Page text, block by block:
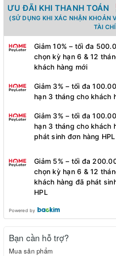
ƯU ĐÃI KHI THANH TOÁN
(SỬ DỤNG KHI XÁC NHẬN KHOẢN
TÀI
Giảm 10% – tối đa
chọn kỳ hạn 6 & 12
khách hàng mới
Giảm 3% – tối đa
hạn 3 tháng cho khách
Giảm 3% – tối đa
hạn 3 tháng cho khách
phát sinh đơn hàng HPL
Giảm 5% – tối đa
chọn kỳ hạn 6 & 12
khách hàng đã phát
HPL
Powered by
Bạn cần hỗ trợ?
Mua sản phẩm